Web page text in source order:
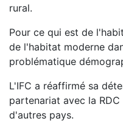
rural.
Pour ce qui est de
de l'habitat moderne
problématique
L'IFC a réaffirmé sa
partenariat avec la
d'autres pays.